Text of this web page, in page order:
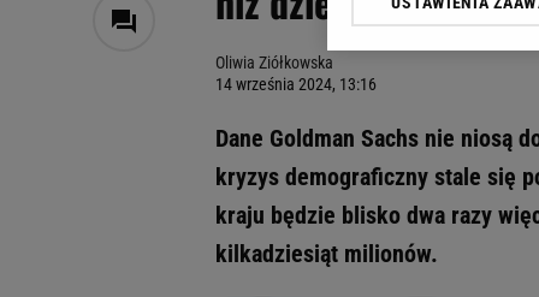
Oliwia Ziółkowska
14 września 2024, 13:16
Dane Goldman Sachs nie niosą
kryzys demograficzny stale się
kraju będzie blisko dwa razy
kilkadziesiąt milionów.
Klikając „Akceptuję”
odnośnik „Ustawienia
My, nasi Zaufani
Użycie dokładnych
Przechowywanie
badnie odbiorców i